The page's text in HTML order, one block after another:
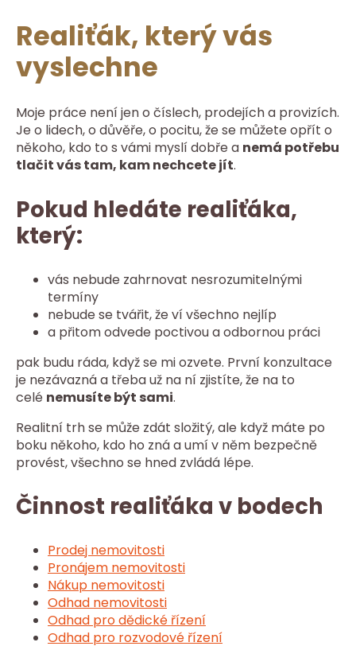
Realiťák, který vás
vyslechne
Moje práce není jen o číslech, prodejích a provizích.
Je o lidech, o důvěře, o pocitu, že se můžete opřít o
někoho, kdo to s vámi myslí dobře a nemá potřebu
tlačit vás tam, kam nechcete jít.
Pokud hledáte realiťáka,
který:
vás nebude zahrnovat nesrozumitelnými
termíny
nebude se tvářit, že ví všechno nejlíp
a přitom odvede poctivou a odbornou práci
pak budu ráda, když se mi ozvete. První konzultace
je nezávazná a třeba už na ní zjistíte, že na to
celé nemusíte být sami.
Realitní trh se může zdát složitý, ale když máte po
boku někoho, kdo ho zná a umí v něm bezpečně
provést, všechno se hned zvládá lépe.
Činnost realiťáka v bodech
Prodej nemovitosti
Pronájem nemovitosti
Nákup nemovitosti
Odhad nemovitosti
Odhad pro dědické řízení
Odhad pro rozvodové řízení